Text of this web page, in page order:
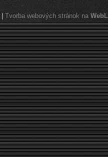
Tvorba webových stránok na